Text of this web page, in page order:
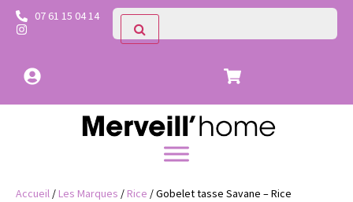
07 61 15 04 14
Accueil /Les Marques /Rice / Gobelet tasse Savane – Rice